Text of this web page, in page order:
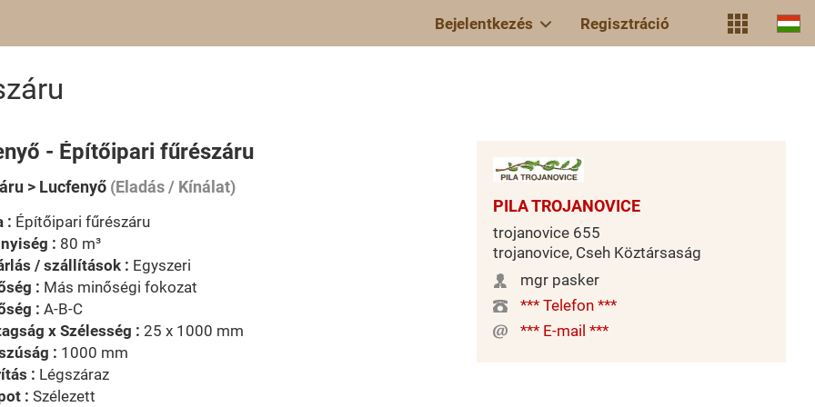
Bejelentkezés Regisztráció
- Építőipari fűrészáru
> Lucfenyő (Eladás / Kínálat)
: Építőipari fűrészáru
: 80 m³
/ szállítások : Egyszeri
: Más minőségi fokozat
: A-B-C
x Szélesség : 25 x 1000 mm
: 1000 mm
: Légszáraz
: Szélezett
PILA TROJANOVICE
trojanovice 655
trojanovice, Cseh Köztársaság
mgr pasker
*** Telefon ***
*** E-mail ***